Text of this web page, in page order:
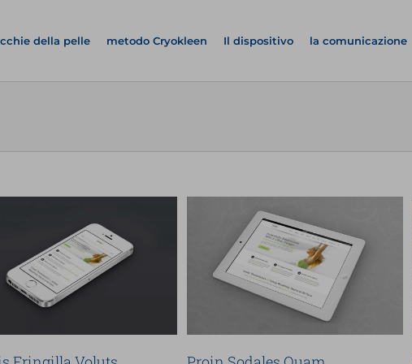
della pelle metodo Cryokleen Il dispositivo la comunicazione
Proin Sodales Quam
Cat 1 Cat 3
Nam Viverra Euismod
Cat 1 Cat 2